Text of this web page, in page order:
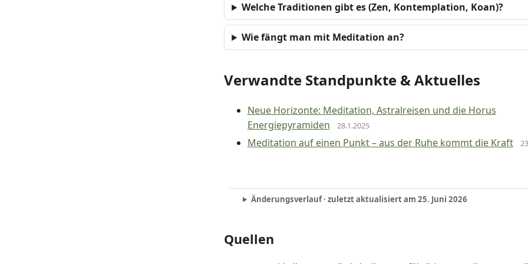
Welche Traditionen gibt es (Zen, Kontemplation, Koan)?
Wie fängt man mit Meditation an?
Verwandte Standpunkte & Aktuelles
Neue Horizonte: Meditation, Astralreisen und die Horus
Energiepyramiden
28.1.2025
Meditation auf einen Punkt – aus der Ruhe kommt die Kraft
Änderungsverlauf · zuletzt aktualisiert am 25. Juni 2026
Quellen